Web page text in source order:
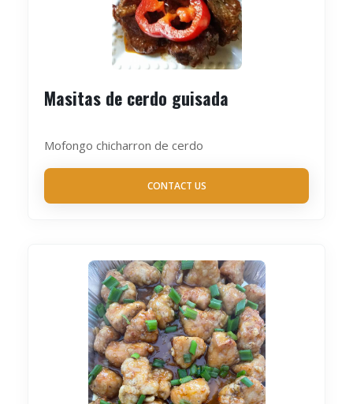
Masitas de cerdo guisada
Mofongo chicharron de cerdo
CONTACT US